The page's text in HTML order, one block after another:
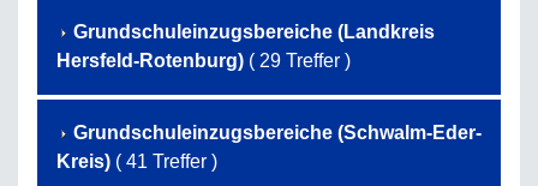
Grundschuleinzugsbereiche (Landkreis
Hersfeld-Rotenburg) ( 29 Treffer )
Grundschuleinzugsbereiche (Schwalm-Eder-
Kreis) ( 41 Treffer )